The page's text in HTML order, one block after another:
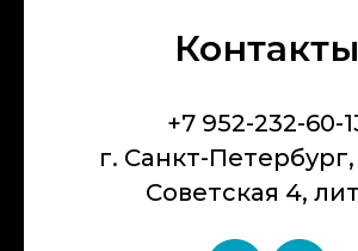
Контакты
+7 952-232-60-
г. Санкт-Петербург,
Советская 4,